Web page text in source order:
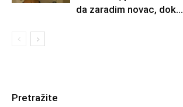
da zaradim novac, dok...
Pretražite